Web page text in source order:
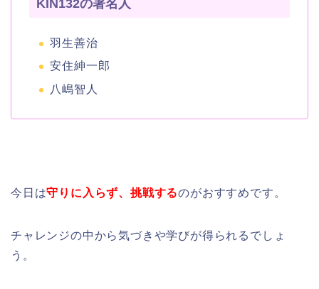
KIN132の著名人
羽生善治
安住紳一郎
八嶋智人
今日は守りに入らず、挑戦するのがおすすめです。
チャレンジの中から気づきや学びが得られるでしょ
う。